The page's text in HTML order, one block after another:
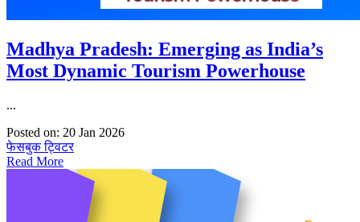
Madhya Pradesh: Emerging as India’s
Most Dynamic Tourism Powerhouse
...
Posted on: 20 Jan 2026
फेसबुकट्विटर
Read More